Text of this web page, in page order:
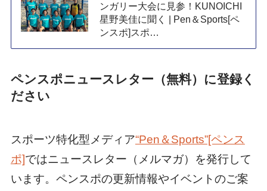
ンガリー大会に見参！KUNOICHI
星野美佳に聞く | Pen＆Sports[ペ
ンスポ]スポ…
ペンスポニュースレター（無料）に登録く
ださい
スポーツ特化型メディア“Pen＆Sports”[ペンス
ポ]ではニュースレター（メルマガ）を発行して
います。ペンスポの更新情報やイベントのご案